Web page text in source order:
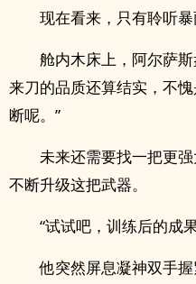
现在看来，只有聆听暴
舱内木床上，阿尔萨
来刀的品质还算结实，不
断呢。”
未来还需要找一把更
不断升级这把武器。
“试试吧，训练后的成
他突然屏息凝神双手